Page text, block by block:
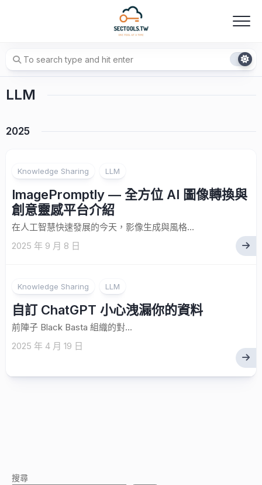
LLM
2025
Knowledge Sharing LLM
ImagePromptly — 全方位 AI 圖像轉換與
創意靈感平台介紹
在人工智慧快速發展的今天，影像生成與風格...
2025 年 9 月 8 日
Knowledge Sharing LLM
自訂 ChatGPT 小心洩漏你的資料
前陣子 Black Basta 組織的對...
2025 年 4 月 19 日
搜尋